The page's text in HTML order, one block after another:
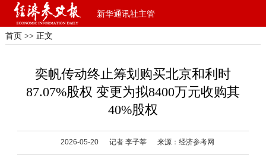
新华通讯社主管
首页 >> 正文
奕帆传动终止筹划购买北京和利时
87.07%股权 变更为拟8400万元收购其
40%股权
2026-05-20 记者 李子莘 来源：经济参考网